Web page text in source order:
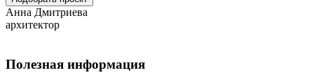
Анна Дмитриева
архитектор
Полезная информация